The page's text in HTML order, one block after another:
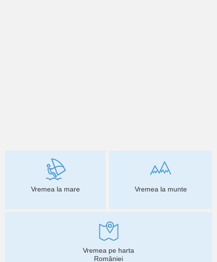
Vremea la mare Vremea la munte
Vremea pe harta
României